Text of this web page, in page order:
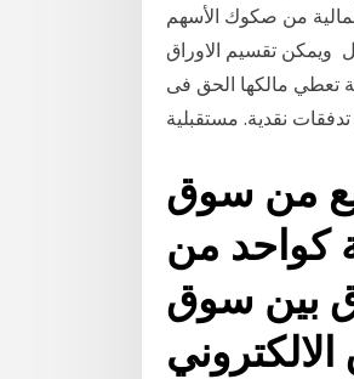
المالية من صكوك الأسهم
ويمكن تقسيم الاوراق
تعطي مالكها الحق فى
من سوق
كواحد من
بين سوق